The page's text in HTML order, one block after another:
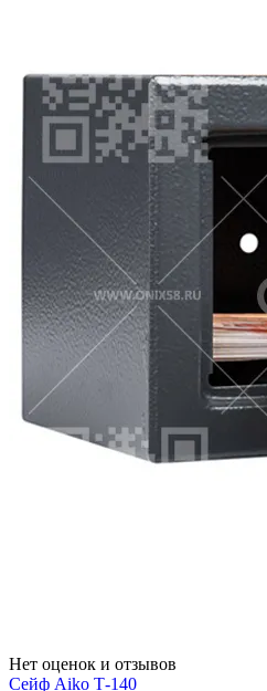
Нет оценок и отзывов
Сейф Aiko Т-140